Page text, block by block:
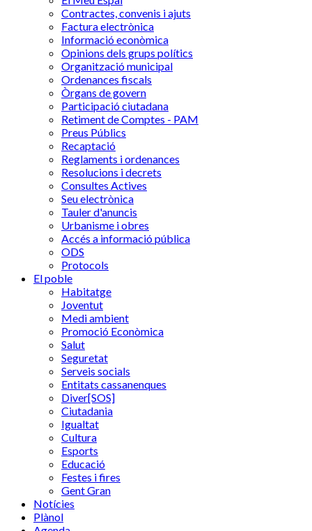
Contractes, convenis i ajuts
Factura electrònica
Informació econòmica
Opinions dels grups polítics
Organització municipal
Ordenances fiscals
Òrgans de govern
Participació ciutadana
Retiment de Comptes - PAM
Preus Públics
Recaptació
Reglaments i ordenances
Resolucions i decrets
Consultes Actives
Seu electrònica
Tauler d'anuncis
Urbanisme i obres
Accés a informació pública
ODS
Protocols
El poble
Habitatge
Joventut
Medi ambient
Promoció Econòmica
Salut
Seguretat
Serveis socials
Entitats cassanenques
Diver[SOS]
Ciutadania
Igualtat
Cultura
Esports
Educació
Festes i fires
Gent Gran
Notícies
Plànol